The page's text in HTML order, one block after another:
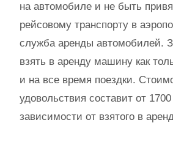
на автомобиле и не быть
рейсовому транспорту в
служба аренды автомобилей.
взять в аренду машину как
и на все время поездки.
удовольствия составит от
зависимости от взятого в